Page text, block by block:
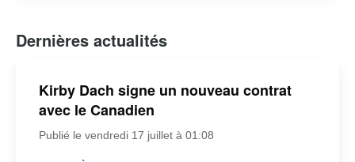
Dernières actualités
Kirby Dach signe un nouveau contrat
avec le Canadien
Publié le vendredi 17 juillet à 01:08